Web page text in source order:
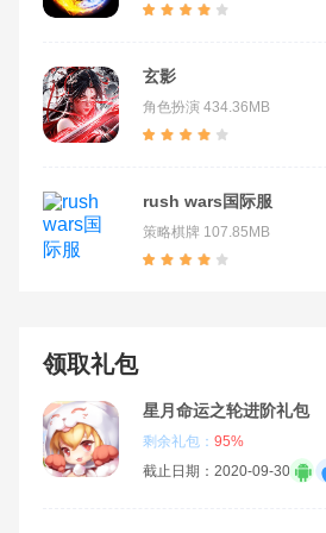
玄影
角色扮演 434.36MB
rush wars国际服
策略棋牌 107.85MB
领取礼包
星月命运之轮进阶礼包
剩余礼包： 95%
截止日期：2020-09-30